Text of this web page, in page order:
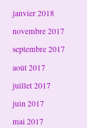
janvier 2018
novembre 2017
septembre 2017
août 2017
juillet 2017
juin 2017
mai 2017